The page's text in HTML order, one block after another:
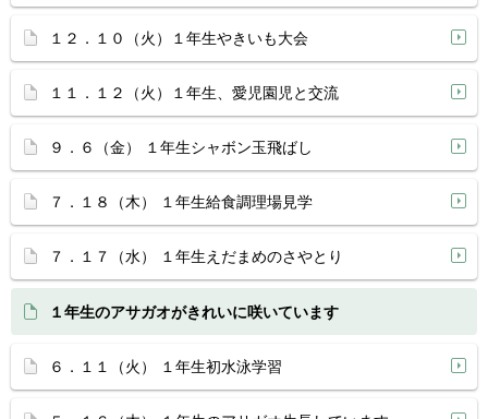
１２．１０（火）１年生やきいも大会
１１．１２（火）１年生、愛児園児と交流
９．６（金） １年生シャボン玉飛ばし
７．１８（木） １年生給食調理場見学
７．１７（水） １年生えだまめのさやとり
１年生のアサガオがきれいに咲いています
６．１１（火） １年生初水泳学習